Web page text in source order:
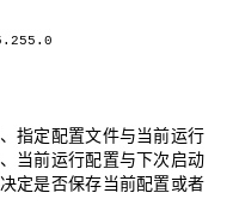
指定配置文件与当前运行
当前运行配置与下次启动
定是否保存当前配置或者